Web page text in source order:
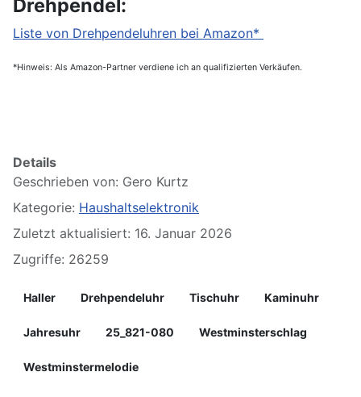
Drehpendel:
Liste von Drehpendeluhren bei Amazon*
*Hinweis: Als Amazon-Partner verdiene ich an qualifizierten Verkäufen.
Details
Geschrieben von: Gero Kurtz
Kategorie: Haushaltselektronik
Zuletzt aktualisiert: 16. Januar 2026
Zugriffe: 26259
Haller Drehpendeluhr Tischuhr Kaminuhr
Jahresuhr 25_821-080 Westminsterschlag
Westminstermelodie